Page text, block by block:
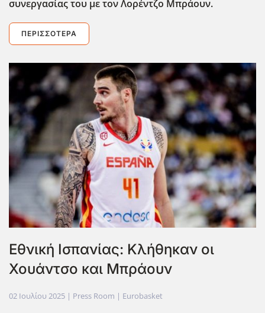
συνεργασίας του με τον Λορέντζο Μπράουν.
ΠΕΡΙΣΣΌΤΕΡΑ
Εθνική Ισπανίας: Κλήθηκαν οι
Χουάντσο και Μπράουν
02 Ιουλίου 2025 | Press Room | Eurobasket